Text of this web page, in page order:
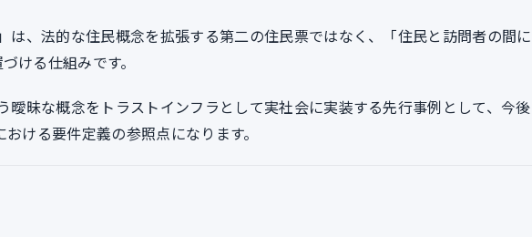
は、法的な住民概念を拡張する第二の住民票ではなく、「住民と訪問者の間に
ける仕組みです。
曖昧な概念をトラストインフラとして実社会に実装する先行事例として、今後
ける要件定義の参照点になります。